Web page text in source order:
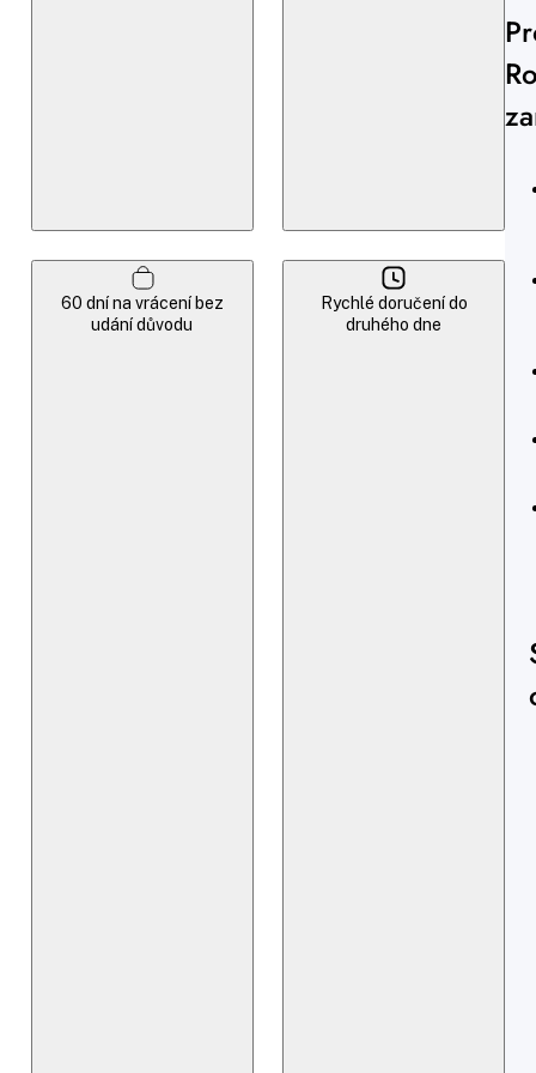
60 dní na vrácení bez
udání důvodu
Rychlé doručení do
druhého dne